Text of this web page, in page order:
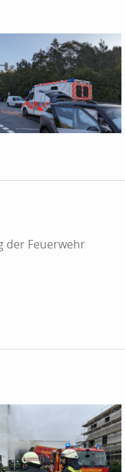
der Feuerwehr